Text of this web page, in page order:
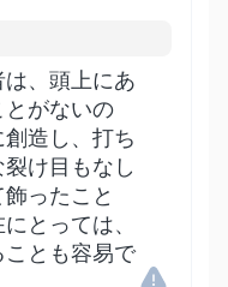
、頭上にあ
とがないの
造し、打ち
け目もなし
ったこと
とっては、
とも容易で